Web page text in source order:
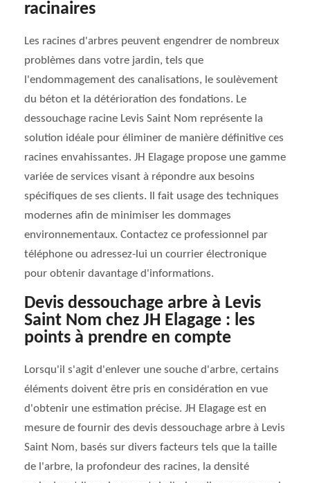
racinaires
Les racines d'arbres peuvent engendrer de nombreux
problèmes dans votre jardin, tels que
l'endommagement des canalisations, le soulèvement
du béton et la détérioration des fondations. Le
dessouchage racine Levis Saint Nom représente la
solution idéale pour éliminer de manière définitive ces
racines envahissantes. JH Elagage propose une gamme
variée de services visant à répondre aux besoins
spécifiques de ses clients. Il fait usage des techniques
modernes afin de minimiser les dommages
environnementaux. Contactez ce professionnel par
téléphone ou adressez-lui un courrier électronique
pour obtenir davantage d'informations.
Devis dessouchage arbre à Levis
Saint Nom chez JH Elagage : les
points à prendre en compte
Lorsqu'il s'agit d'enlever une souche d'arbre, certains
éléments doivent être pris en considération en vue
d'obtenir une estimation précise. JH Elagage est en
mesure de fournir des devis dessouchage arbre à Levis
Saint Nom, basés sur divers facteurs tels que la taille
de l'arbre, la profondeur des racines, la densité